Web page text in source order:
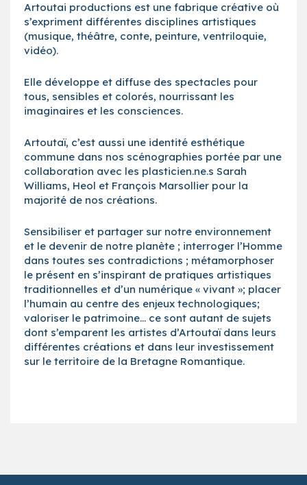
Artoutai productions est une fabrique créative où
s’expriment différentes disciplines artistiques
(musique, théâtre, conte, peinture, ventriloquie,
vidéo).
Elle développe et diffuse des spectacles pour
tous, sensibles et colorés, nourrissant les
imaginaires et les consciences.
Artoutaï, c’est aussi une identité esthétique
commune dans nos scénographies portée par une
collaboration avec les plasticien.ne.s Sarah
Williams, Heol et François Marsollier pour la
majorité de nos créations.
Sensibiliser et partager sur notre environnement
et le devenir de notre planète ; interroger l’Homme
dans toutes ses contradictions ; métamorphoser
le présent en s’inspirant de pratiques artistiques
traditionnelles et d’un numérique « vivant »; placer
l’humain au centre des enjeux technologiques;
valoriser le patrimoine… ce sont autant de sujets
dont s’emparent les artistes d’Artoutaï dans leurs
différentes créations et dans leur investissement
sur le territoire de la Bretagne Romantique.